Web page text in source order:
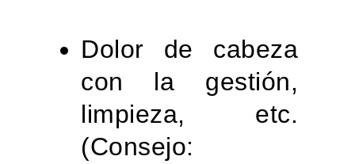
Dolor de cabeza
con la gestión,
limpieza, etc.
(Consejo: